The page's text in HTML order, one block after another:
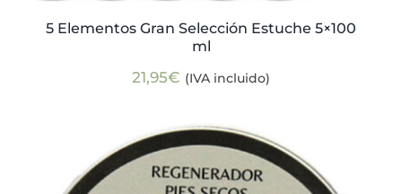
5 Elementos Gran Selección Estuche 5×100
ml
21,95€ (IVA incluido)